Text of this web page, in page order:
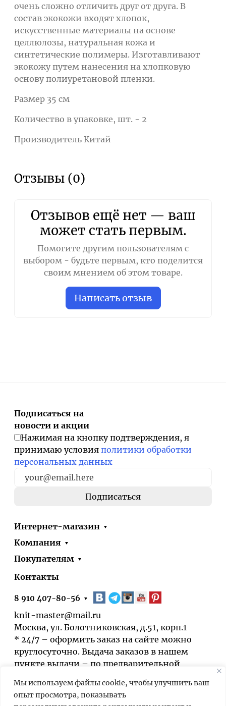
Мы используем файлы cookie, чтобы улучшить ваш
опыт просмотра, показывать
очень сложно отличить друг от друга. В
состав экокожи входят хлопок,
искусственные материалы на основе
целлюлозы, натуральная кожа и
синтетические полимеры. Изготавливают
экокожу путем нанесения на хлопковую
основу полиуретановой пленки.
Размер 35 см
Количество в упаковке, шт. - 2
Производитель Китай
Отзывы (0)
Отзывов ещё нет — ваш
может стать первым.
Помогите другим пользователям с
выбором - будьте первым, кто поделится
своим мнением об этом товаре.
Написать отзыв
Подписаться на
новости и акции
Нажимая на кнопку подтверждения, я
принимаю условия политики обработки
персональных данных
Интернет-магазин
Компания
Покупателям
Контакты
8 910 407-80-56
knit-master@mail.ru
Москва, ул. Болотниковская, д.51, корп.1
* 24/7 – оформить заказ на сайте можно
круглосуточно. Выдача заказов в нашем
пункте выдачи – по предварительной